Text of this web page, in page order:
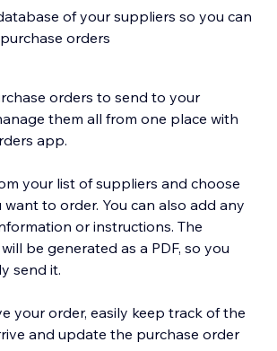
of your suppliers so you can
orders
orders to send to your
them all from one place with
app.
your list of suppliers and choose
want to order. You can also add any
or instructions. The
be generated as a PDF, so you
send it.
your order, easily keep track of the
and update the purchase order